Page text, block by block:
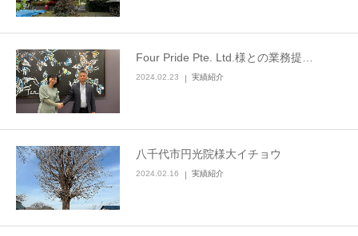
Four Pride Pte. Ltd.様との業務提…
2024.02.23 実績紹介
八千代市円光院様大イチョウ
2024.02.16 実績紹介